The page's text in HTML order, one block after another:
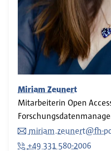
Miriam Zeunert
Mitarbeiterin Open
miriam.zeunert@fh-
+49 331 580-2006